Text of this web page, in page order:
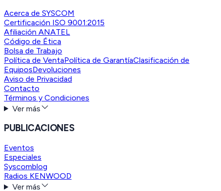
Acerca de SYSCOM
Certificación ISO 9001:2015
Afiliación ANATEL
Código de Ética
Bolsa de Trabajo
Política de VentaPolítica de GarantíaClasificación de
EquiposDevoluciones
Aviso de Privacidad
Contacto
Términos y Condiciones
Ver más
PUBLICACIONES
Eventos
Especiales
Syscomblog
Radios KENWOOD
Ver más